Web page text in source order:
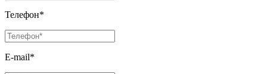
Телефон*
E-mail*